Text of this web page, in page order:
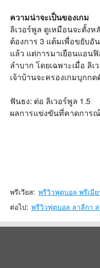
ความน่าจะเป็นของเกม
ลิเวอร์พูล ดูเหมือนจะตั้ง
ต้องการ 3 แต้มเพื่อขยับ
แล้ว แต่การมาเยือนแอน
ลำบาก โดยเฉพาะเมื่อ ลิ
เจ้าบ้านจะครองเกมบุกก
ฟันธง: ต่อ ลิเวอร์พูล 1.5
ผลการแข่งขันที่คาดการ
พรีเวียส: พรีวิวฟุตบอล พรีเมี
ต่อไป: พรีวิวฟุตบอล ลาลีกา ส